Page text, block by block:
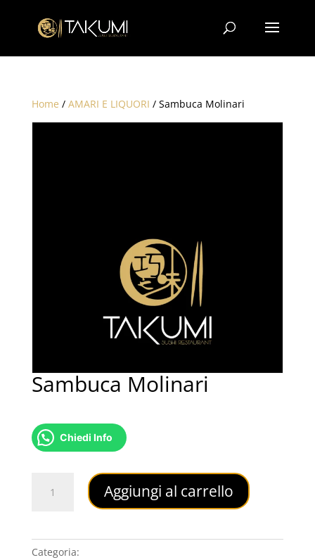
Home / AMARI E LIQUORI / Sambuca Molinari
Sambuca Molinari
Chiedi Info
Molinari
Aggiungi al carrello
Categoria: